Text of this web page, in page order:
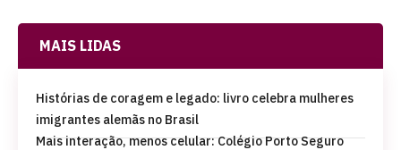
MAIS LIDAS
Histórias de coragem e legado: livro celebra mulheres
imigrantes alemãs no Brasil
Mais interação, menos celular: Colégio Porto Seguro